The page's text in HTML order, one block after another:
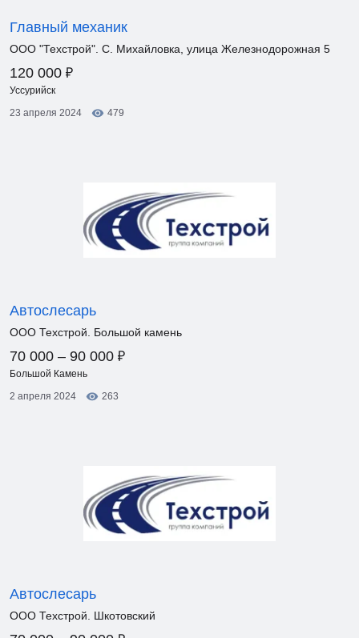
Главный механик
ООО "Техстрой". С. Михайловка, улица Железнодорожная 5
120 000 ₽
Уссурийск
23 апреля 2024
479
Автослесарь
ООО Техстрой. Большой камень
70 000 – 90 000 ₽
Большой Камень
2 апреля 2024
263
Автослесарь
ООО Техстрой. Шкотовский